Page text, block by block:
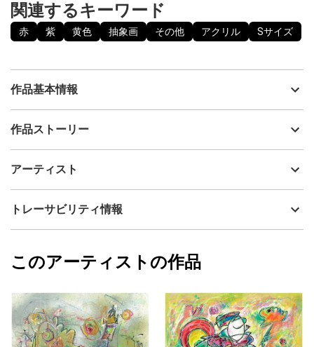
関連するキーワード
赤 紫 黄色 抽象画 その他 アクリル Sサイズ
作品基本情報
出品者
制作年
技法
アクリル
カラー
赤
ジャンル
抽象画
配送目安
二週間以内
作品ストーリー
私の子供の頃の夢は 魔法使いになることでした。私は今こうして
らず アカデミックな思考にとらわれず 宇宙 大自然が常に私の芸術
に影響を与え 私の奥深い中から 絞り出されるような感覚で 私のア
と美的感覚で私の芸術を創造し 魂の鼓動を感じて創造制作しま
す。
アーティスト
ピピヤマモト
フォローする
トレーサビリティ情報
ピピヤマモト
このアーティストの作品